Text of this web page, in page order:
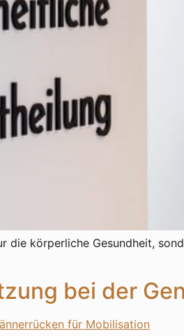
körperliche Gesundheit,
bei der